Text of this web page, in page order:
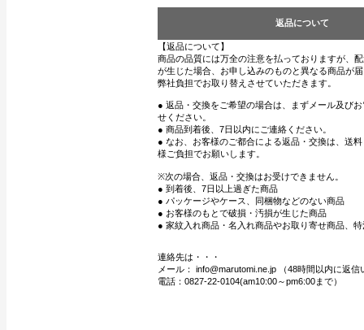
返品について
【返品について】
商品の品質には万全の注意を払っておりますが、
が生じた場合、お申し込みのものと異なる商品が
弊社負担でお取り替えさせていただきます。
● 返品・交換をご希望の場合は、まずメール及び
せください。
● 商品到着後、7日以内にご連絡ください。
● なお、お客様のご都合による返品・交換は、送
様ご負担でお願いします。
※次の場合、返品・交換はお受けできません。
● 到着後、7日以上過ぎた商品
● パッケージやケース、同梱物などのない商品
● お客様のもとで破損・汚損が生じた商品
● 家紋入れ商品・名入れ商品やお取り寄せ商品、
連絡先は・・・
メール： info@marutomi.ne.jp （48時間以内に返信
電話：0827-22-0104(am10:00～pm6:00まで）